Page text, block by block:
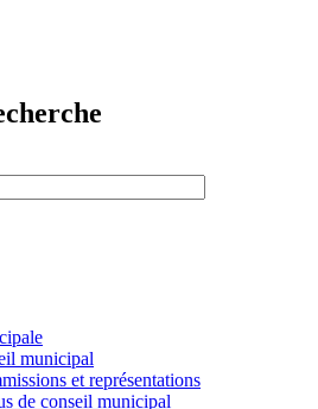
municipal
et représentations
de conseil municipal